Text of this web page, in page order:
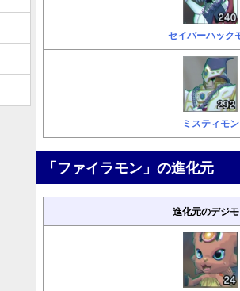
セイバーハック
ミスティモン
「ファイラモン」の進化元
進化元のデジ